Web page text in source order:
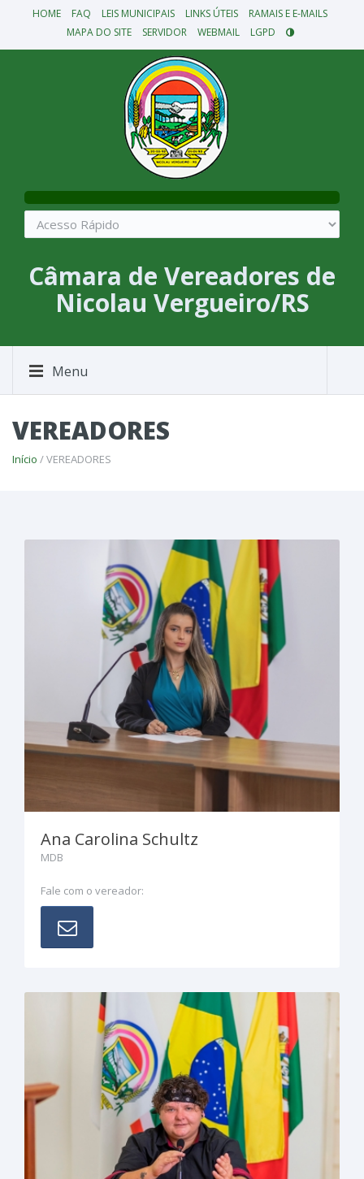
HOME FAQ LEIS MUNICIPAIS LINKS ÚTEIS
RAMAIS E E-MAILS
MAPA DO SITE
SERVIDOR WEBMAIL LGPD
Câmara de Vereadores de
Nicolau Vergueiro/RS
Menu
VEREADORES
Início / VEREADORES
Ana Carolina Schultz
MDB
Fale com o vereador: